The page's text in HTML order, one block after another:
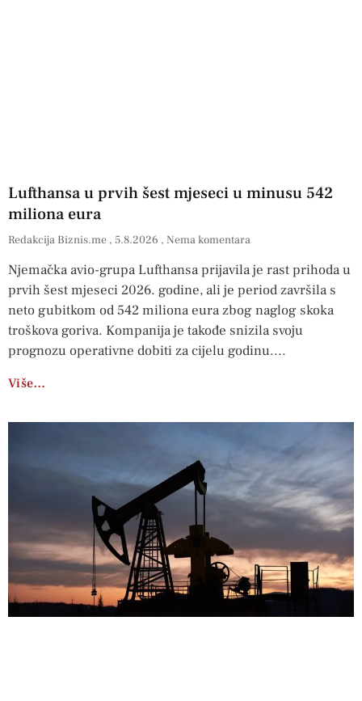
Lufthansa u prvih šest mjeseci u minusu 542
miliona eura
Redakcija Biznis.me 5.8.2026 Nema komentara
Njemačka avio-grupa Lufthansa prijavila je rast prihoda u
prvih šest mjeseci 2026. godine, ali je period završila s
neto gubitkom od 542 miliona eura zbog naglog skoka
troškova goriva. Kompanija je takođe snizila svoju
prognozu operativne dobiti za cijelu godinu.
Više…